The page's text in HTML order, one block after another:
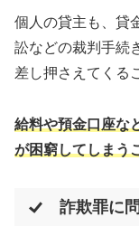
個人の貸主も、貸
訟などの裁判手続
差し押さえてくる
給料や預金口座な
が困窮してしまう
詐欺罪に